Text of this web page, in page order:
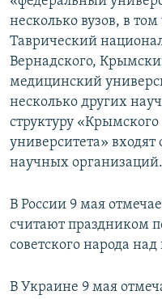
несколько вузов, в
Таврический
Вернадского,
медицинский
несколько других
структуру
университета» входят
научных организаций.
В России 9 мая
считают праздником
советского народа
В Украине 9 мая